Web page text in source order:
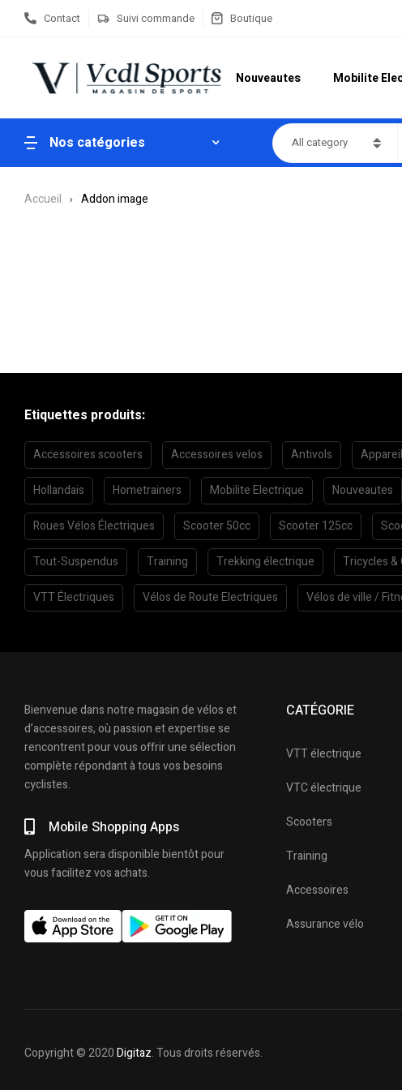
Contact Suivi commande Boutique
Nouveautes Mobilite
Nos catégories All category
Accueil Addon image
Etiquettes produits:
Accessoires scooters Accessoires velos Antivols
Hollandais Hometrainers Mobilite Electrique Nouveautes
Roues Vélos Électriques Scooter 50cc Scooter 125cc
Tout-Suspendus Training Trekking électrique Tricycles &
VTT Électriques Vélos de Route Electriques Vélos de ville /
Bienvenue dans notre magasin de vélos et
d’accessoires, où passion et expertise se
rencontrent pour vous offrir une sélection
complète répondant à tous vos besoins
cyclistes.
Mobile Shopping Apps
Application sera disponible bientôt pour
vous facilitez vos achats.
CATÉGORIE
VTT électrique
VTC électrique
Scooters
Training
Accessoires
Assurance vélo
Copyright © 2020Digitaz. Tous droits réservés.